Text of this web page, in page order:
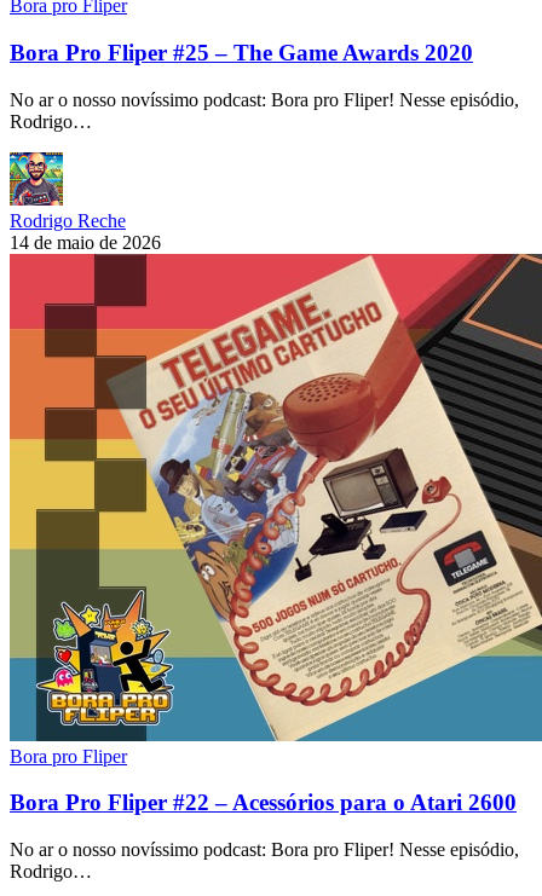
Bora pro Fliper
Bora Pro Fliper #25 – The Game Awards 2020
No ar o nosso novíssimo podcast: Bora pro Fliper! Nesse episódio,
Rodrigo…
Rodrigo Reche
14 de maio de 2026
Bora pro Fliper
Bora Pro Fliper #22 – Acessórios para o Atari 2600
No ar o nosso novíssimo podcast: Bora pro Fliper! Nesse episódio,
Rodrigo…